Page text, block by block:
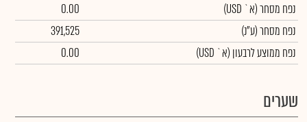
נפח מסחר(א` USD)
0.00
נפח מסחר(ע"נ)
391,525
נפח ממוצע לרבעון (א` USD)
0.00
שערים